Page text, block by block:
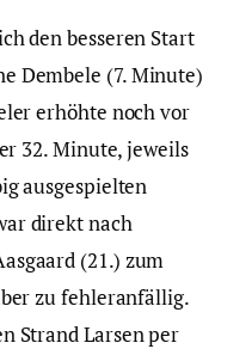
den besseren Start
Dembele (7. Minute)
erhöhte noch vor
32. Minute, jeweils
ausgespielten
direkt nach
(21.) zum
zu fehleranfällig.
Strand Larsen per